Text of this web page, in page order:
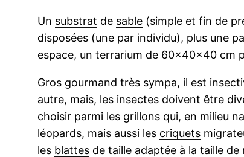
Un substrat de sable (simple et fin de
disposées (une par individu), plus une
espace, un terrarium de 60x40x40 cm
Gros gourmand très sympa, il est
autre, mais, les insectes doivent être
choisir parmi les grillons qui, en milieu
léopards, mais aussi les criquets
les blattes de taille adaptée à la taille